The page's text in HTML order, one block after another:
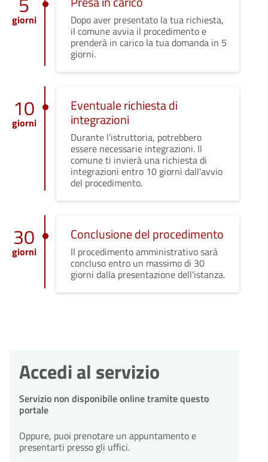
giorni Dopo aver presentato la tua richiesta,
il comune avvia il procedimento e
prenderà in carico la tua domanda in 5
giorni.
10
giorni
Eventuale richiesta di
integrazioni
Durante l'istruttoria, potrebbero
essere necessarie integrazioni. Il
comune ti invierà una richiesta di
integrazioni entro 10 giorni dall'avvio
del procedimento.
30
giorni
Conclusione del procedimento
Il procedimento amministrativo sarà
concluso entro un massimo di 30
giorni dalla presentazione dell'istanza.
Accedi al servizio
Servizio non disponibile online tramite questo
portale
Oppure, puoi prenotare un appuntamento e
presentarti presso gli uffici.